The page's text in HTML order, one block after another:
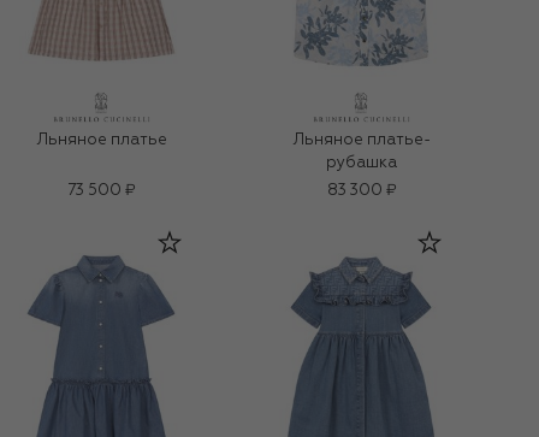
Льняное платье
73 500 ₽
Льняное платье-
рубашка
83 300 ₽